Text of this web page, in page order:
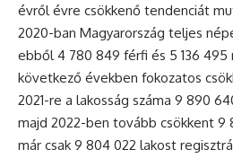
évről évre csökkenő tendenciát
2020-ban Magyarország teljes
ebből 4 780 849 férfi és 5 136 495
következő években fokozatos
2021-re a lakosság száma 9 890
majd 2022-ben tovább csökkent 9
már csak 9 804 022 lakost